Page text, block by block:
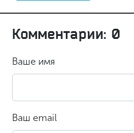
Комментарии: 0
Ваше имя
Ваш email